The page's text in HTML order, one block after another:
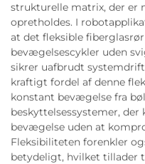
strukturelle matrix, der er
opretholdes. I
at det fleksible
bevægelsescykler uden
sikrer uafbrudt
kraftigt fordel af denne
konstant bevægelse fra
beskyttelsessystemer, der
bevægelse uden at
Fleksibiliteten forenkler
betydeligt, hvilket tillader